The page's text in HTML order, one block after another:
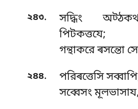
২৪৩.
সদ্ধিং
পিটকত্তযে;
গন্থাকরে ৰসন্তো
২৪৪.
পরিৰত্তেসি
সব্বেসং